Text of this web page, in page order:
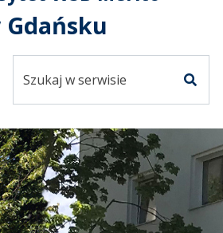
Gdańsku
serwisie